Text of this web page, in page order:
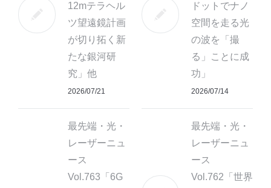
12mテラヘル
ツ望遠鏡計画
が切り拓く新
たな銀河研
究」他
2026/07/21
ドットでナノ
空間を走る光
の波を「撮
る」ことに成
功」
2026/07/14
最先端・光・
レーザーニュ
ース
Vol.763「6G
最先端・光・
レーザーニュ
ース
Vol.762「世界